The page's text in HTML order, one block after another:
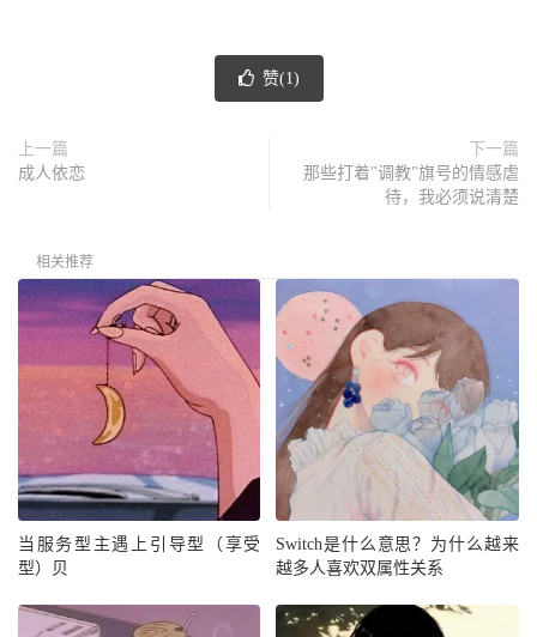
赞(1)
上一篇
成人依恋
下一篇
那些打着"调教"旗号的情感虐
待，我必须说清楚
相关推荐
当服务型主遇上引导型（享受
型）贝
Switch是什么意思？为什么越来
越多人喜欢双属性关系